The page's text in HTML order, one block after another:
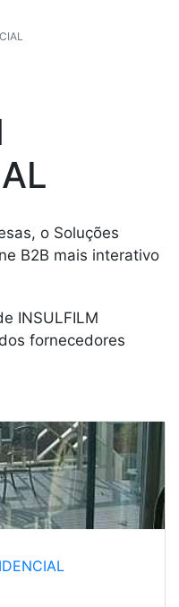
o Soluções
B2B mais interativo
INSULFILM
fornecedores